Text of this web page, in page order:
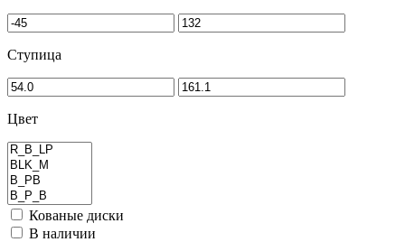
Ступица
Цвет
Кованые диски
В наличии